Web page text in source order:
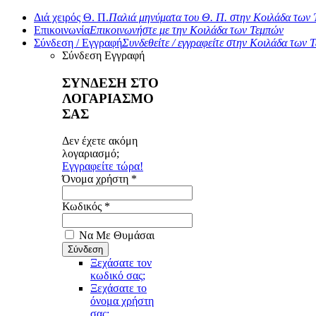
Διά χειρός Θ. Π.Παλιά μηνύματα του Θ. Π. στην Κοιλάδα των
ΕπικοινωνίαΕπικοινωνήστε με την Κοιλάδα των Τεμπών
Σύνδεση / ΕγγραφήΣυνδεθείτε / εγγραφείτε στην Κοιλάδα των
Σύνδεση Εγγραφή
ΣΥΝΔΕΣΗ ΣΤΟ
ΛΟΓΑΡΙΑΣΜΟ
ΣΑΣ
Δεν έχετε ακόμη
λογαριασμό;
Εγγραφείτε τώρα!
Όνομα χρήστη *
Κωδικός *
Να Με Θυμάσαι
Ξεχάσατε τον
κωδικό σας;
Ξεχάσατε το
όνομα χρήστη